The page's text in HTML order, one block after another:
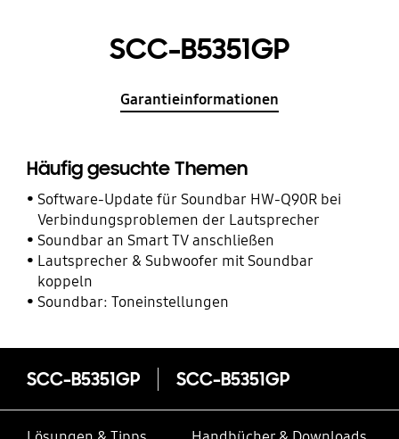
SCC-B5351GP
Garantieinformationen
Häufig gesuchte Themen
Software-Update für Soundbar HW-Q90R bei
Verbindungsproblemen der Lautsprecher
Soundbar an Smart TV anschließen
Lautsprecher & Subwoofer mit Soundbar
koppeln
Soundbar: Toneinstellungen
SCC-B5351GP SCC-B5351GP